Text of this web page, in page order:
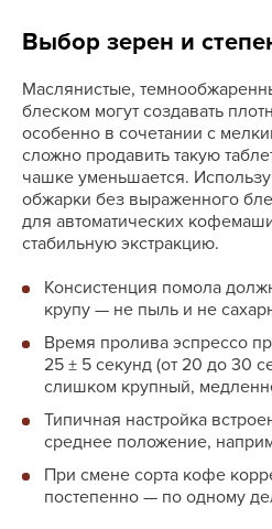
Выбор зерен и
Маслянистые,
блеском могут создавать
особенно в сочетании с
сложно продавить такую
чашке уменьшается.
обжарки без выраженного
для автоматических
стабильную экстракцию.
Консистенция помола
крупу — не пыль и не
Время пролива эспрессо
25 ± 5 секунд (от 20 до 30
слишком крупный,
Типичная настройка
среднее положение,
При смене сорта кофе
постепенно — по одному